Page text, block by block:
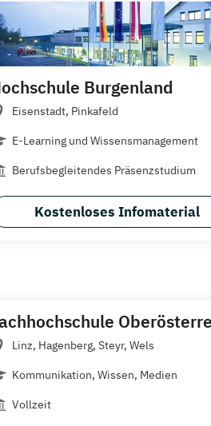
Burgenland
Eisenstadt, Pinkafeld
E-Learning und Wissensmanagement
Berufsbegleitendes Präsenzstudium
Kostenloses Infomaterial
Linz, Hagenberg, Steyr, Wels
Kommunikation, Wissen, Medien
Vollzeit